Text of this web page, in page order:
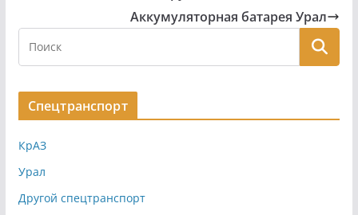
Аккумуляторная батарея Урал
Спецтранспорт
КрАЗ
Урал
Другой спецтранспорт